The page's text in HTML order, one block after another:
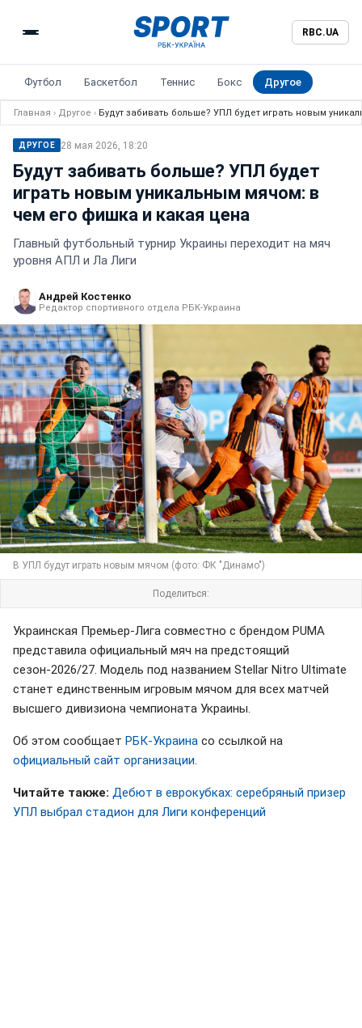
RBC.UA
Футбол Баскетбол Теннис Бокс Другое
Главная › Другое › Будут забивать больше? УПЛ будет играть новым
ДРУГОЕ 28 мая 2026, 18:20
Будут забивать больше? УПЛ будет
играть новым уникальным мячом: в
чем его фишка и какая цена
Главный футбольный турнир Украины переходит на мяч
уровня АПЛ и Ла Лиги
Андрей Костенко
Редактор спортивного отдела РБК-Украина
В УПЛ будут играть новым мячом (фото: ФК "Динамо")
Поделиться:
Украинская Премьер-Лига совместно с брендом PUMA
представила официальный мяч на предстоящий
сезон-2026/27. Модель под названием Stellar Nitro Ultimate
станет единственным игровым мячом для всех матчей
высшего дивизиона чемпионата Украины.
Об этом сообщает РБК-Украина со ссылкой на
официальный сайт организации
Читайте также: Дебют в еврокубках: серебряный призер
УПЛ выбрал стадион для Лиги конференций